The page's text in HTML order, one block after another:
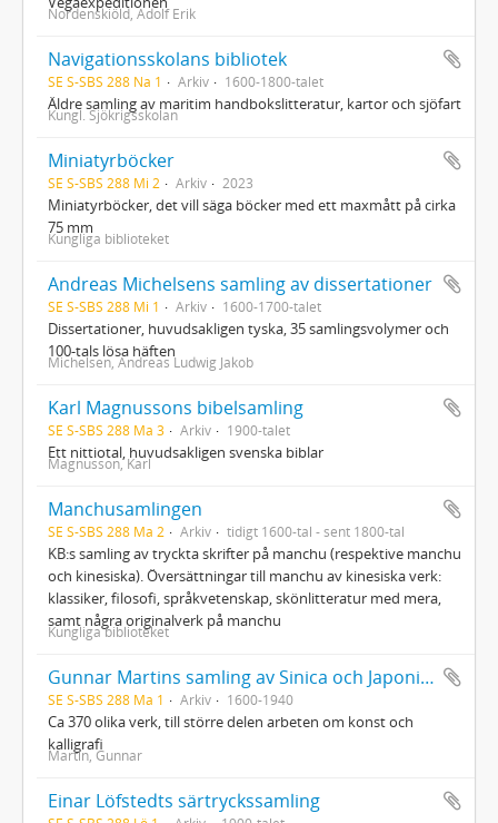
Nordenskiöld, Adolf Erik
Navigationsskolans bibliotek
SE S-SBS 288 Na 1 Arkiv 1600-1800-talet
Äldre samling av maritim handbokslitteratur, kartor och sjöfart
Kungl. Sjökrigsskolan
Miniatyrböcker
SE S-SBS 288 Mi 2 Arkiv 2023
Miniatyrböcker, det vill säga böcker med ett maxmått på cirka
75 mm
Kungliga biblioteket
Andreas Michelsens samling av dissertationer
SE S-SBS 288 Mi 1 Arkiv 1600-1700-talet
Dissertationer, huvudsakligen tyska, 35 samlingsvolymer och
100-tals lösa häften
Michelsen, Andreas Ludwig Jakob
Karl Magnussons bibelsamling
SE S-SBS 288 Ma 3 Arkiv 1900-talet
Ett nittiotal, huvudsakligen svenska biblar
Magnusson, Karl
Manchusamlingen
SE S-SBS 288 Ma 2 Arkiv tidigt 1600-tal - sent 1800-tal
KB:s samling av tryckta skrifter på manchu (respektive manchu
och kinesiska). Översättningar till manchu av kinesiska verk:
klassiker, filosofi, språkvetenskap, skönlitteratur med mera,
samt några originalverk på manchu
Kungliga biblioteket
Gunnar Martins samling av Sinica och Japonica
SE S-SBS 288 Ma 1 Arkiv 1600-1940
Ca 370 olika verk, till större delen arbeten om konst och
kalligrafi
Martin, Gunnar
Einar Löfstedts särtryckssamling